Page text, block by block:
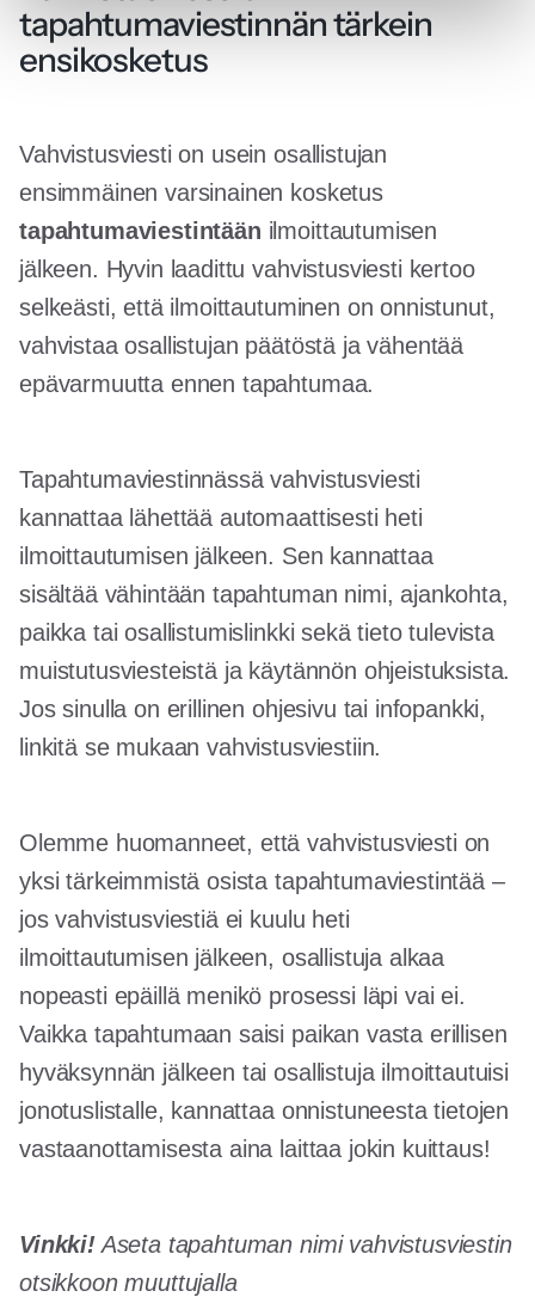
tapahtumaviestinnän tärkein
ensikosketus
Vahvistusviesti on usein osallistujan
ensimmäinen varsinainen kosketus
tapahtumaviestintään ilmoittautumisen
jälkeen. Hyvin laadittu vahvistusviesti kertoo
selkeästi, että ilmoittautuminen on onnistunut,
vahvistaa osallistujan päätöstä ja vähentää
epävarmuutta ennen tapahtumaa.
Tapahtumaviestinnässä vahvistusviesti
kannattaa lähettää automaattisesti heti
ilmoittautumisen jälkeen. Sen kannattaa
sisältää vähintään tapahtuman nimi, ajankohta,
paikka tai osallistumislinkki sekä tieto tulevista
muistutusviesteistä ja käytännön ohjeistuksista.
Jos sinulla on erillinen ohjesivu tai infopankki,
linkitä se mukaan vahvistusviestiin.
Olemme huomanneet, että vahvistusviesti on
yksi tärkeimmistä osista tapahtumaviestintää –
jos vahvistusviestiä ei kuulu heti
ilmoittautumisen jälkeen, osallistuja alkaa
nopeasti epäillä menikö prosessi läpi vai ei.
Vaikka tapahtumaan saisi paikan vasta erillisen
hyväksynnän jälkeen tai osallistuja ilmoittautuisi
jonotuslistalle, kannattaa onnistuneesta tietojen
vastaanottamisesta aina laittaa jokin kuittaus!
Vinkki!Aseta tapahtuman nimi vahvistusviestin
otsikkoon muuttujalla